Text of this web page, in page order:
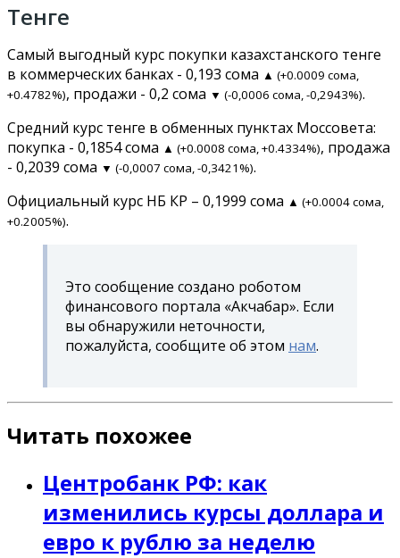
Тенге
Самый выгодный курс покупки казахстанского тенге
в коммерческих банках - 0,193 сома ▲ (+0.0009 сома,
+0.4782%), продажи - 0,2 сома ▼ (-0,0006 сома, -0,2943%).
Средний курс тенге в обменных пунктах Моссовета:
покупка - 0,1854 сома ▲ (+0.0008 сома, +0.4334%), продажа
- 0,2039 сома ▼ (-0,0007 сома, -0,3421%).
Официальный курс НБ КР – 0,1999 сома ▲ (+0.0004 сома,
+0.2005%).
Это сообщение создано роботом
финансового портала «Акчабар». Если
вы обнаружили неточности,
пожалуйста, сообщите об этом нам.
Читать похожее
Центробанк РФ: как
изменились курсы доллара и
евро к рублю за неделю